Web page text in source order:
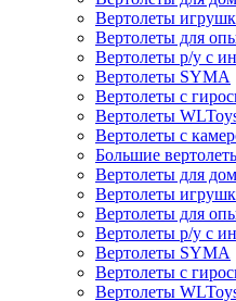
Вертолеты
Вертолеты для
Вертолеты р/у с
Вертолеты SYMA
Вертолеты с
Вертолеты
Вертолеты с
Большие
Вертолеты для
Вертолеты
Вертолеты для
Вертолеты р/у с
Вертолеты SYMA
Вертолеты с
Вертолеты